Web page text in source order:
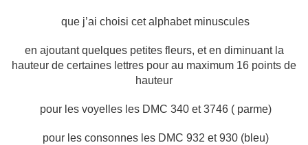
que j’ai choisi cet alphabet minuscules
en ajoutant quelques petites fleurs, et en diminuant la
hauteur de certaines lettres pour au maximum 16 points de
hauteur
pour les voyelles les DMC 340 et 3746 ( parme)
pour les consonnes les DMC 932 et 930 (bleu)